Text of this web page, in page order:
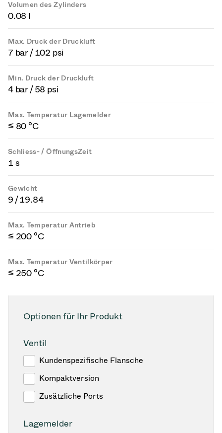
Volumen des Zylinders
0.08 l
Max. Druck der Druckluft
7 bar / 102 psi
Min. Druck der Druckluft
4 bar / 58 psi
Max. Temperatur Lagemelder
≤ 80 °C
Schliess- / ÖffnungsZeit
1 s
Gewicht
9 / 19.84
Max. Temperatur Antrieb
≤ 200 °C
Max. Temperatur Ventilkörper
≤ 250 °C
Optionen für Ihr Produkt
Ventil
Kundenspezifische Flansche
Kompaktversion
Zusätzliche Ports
Lagemelder